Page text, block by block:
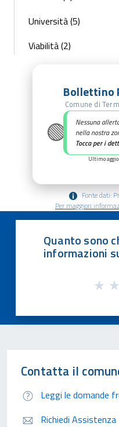
Università (5)
Viabilità (2)
🟢
Bollettino
Comune di
Nessuna
nella nostra
Tocca per i
Ultimo
Fonte dati:
Per maggiori
Quanto sono
informazioni
Contatta il
Leggi le domande
Richiedi Assistenza